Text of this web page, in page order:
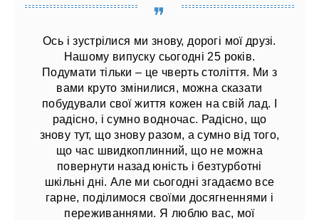
Ось і зустрілися ми знову, дорогі мої друзі.
Нашому випуску сьогодні 25 років.
Подумати тільки – це чверть століття. Ми з
вами круто змінилися, можна сказати
побудували свої життя кожен на свій лад. І
радісно, ​​і сумно водночас. Радісно, ​​що
знову тут, що знову разом, а сумно від того,
що час швидкоплинний, що не можна
повернути назад юність і безтурботні
шкільні дні. Але ми сьогодні згадаємо все
гарне, поділимося своїми досягненнями і
переживаннями. Я люблю вас, мої